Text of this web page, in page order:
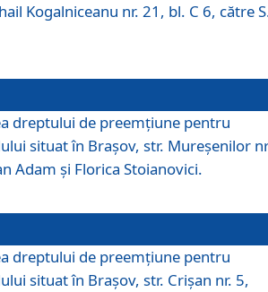
Kogalniceanu nr. 21, bl. C 6, către
dreptului de preemţiune pentru
situat în Braşov, str. Mureşenilor
Adam şi Florica Stoianovici.
dreptului de preemţiune pentru
situat în Braşov, str. Crişan nr. 5,